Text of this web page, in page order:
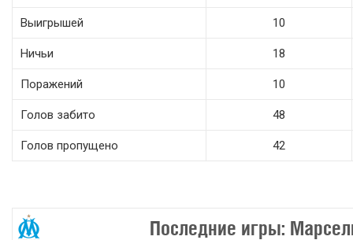
Выигрышей 10
Ничьи 18
Поражений 10
Голов забито 48
Голов пропущено 42
Последние игры: